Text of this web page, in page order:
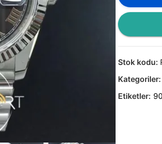
Stok kodu:
Kategoriler:
Etiketler: